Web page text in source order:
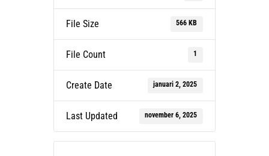
File Size 566 KB
File Count 1
Create Date januari 2, 2025
Last Updated november 6, 2025